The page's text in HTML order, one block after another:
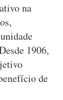
na
1906,
de